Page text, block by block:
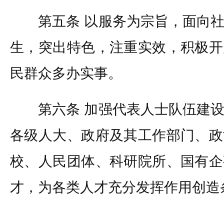
第五条 以服务为宗旨，面向社
生，突出特色，注重实效，积极
民群众多办实事。
第六条 加强代表人士队伍建设
各级人大、政府及其工作部门、
校、人民团体、科研院所、国有
才，为各类人才充分发挥作用创造